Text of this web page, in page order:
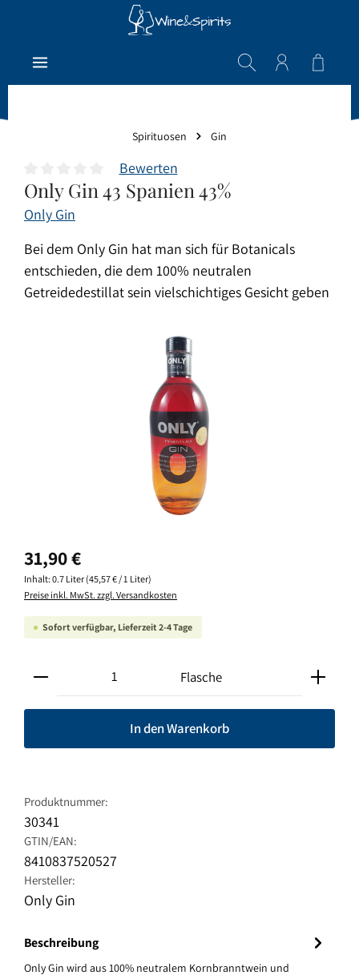
Zum Hauptinhalt springen
Spirituosen Gin
Durchschnittliche Bewertung von 0 von 5 Sternen
Bewerten
Only Gin 43 Spanien 43%
Only Gin
Bei dem Only Gin hat man sich für Botanicals
entschieden, die dem 100% neutralen
Getreidedestillat sein vielschichtiges Gesicht geben
Bildergalerie überspringen
Regulärer Preis:
31,90 €
Inhalt:0.7 Liter(45,57 € / 1 Liter)
Preise inkl. MwSt. zzgl. Versandkosten
Sofort verfügbar, Lieferzeit 2-4 Tage
Produkt Anzahl: Gib den gewünschten Wert ein oder
Flasche
In den Warenkorb
Produktnummer:
30341
GTIN/EAN:
8410837520527
Hersteller:
Only Gin
Beschreibung
Only Gin wird aus 100% neutralem Kornbranntwein und